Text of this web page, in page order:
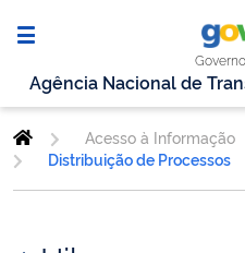
Agência Nacional de
Acesso à Informação
Distribuição de Processos